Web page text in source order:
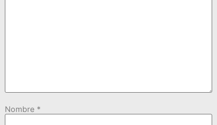
Nombre *